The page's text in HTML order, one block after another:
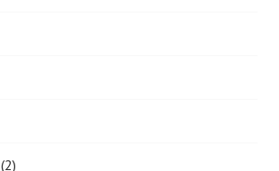
(2)